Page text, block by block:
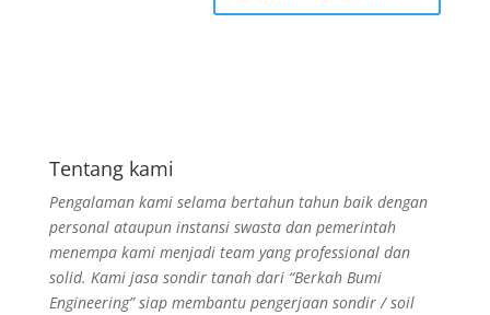
Tentang kami
Pengalaman kami selama bertahun tahun baik dengan
personal ataupun instansi swasta dan pemerintah
menempa kami menjadi team yang professional dan
solid. Kami jasa sondir tanah dari “Berkah Bumi
Engineering” siap membantu pengerjaan sondir / soil